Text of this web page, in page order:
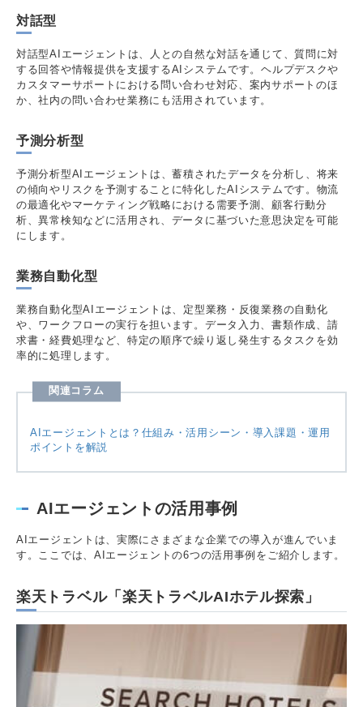
対話型
対話型AIエージェントは、人との自然な対話を通じて、質問に対
する回答や情報提供を支援するAIシステムです。ヘルプデスクや
カスタマーサポートにおける問い合わせ対応、案内サポートのほ
か、社内の問い合わせ業務にも活用されています。
予測分析型
予測分析型AIエージェントは、蓄積されたデータを分析し、将来
の傾向やリスクを予測することに特化したAIシステムです。物流
の最適化やマーケティング戦略における需要予測、顧客行動分
析、異常検知などに活用され、データに基づいた意思決定を可能
にします。
業務自動化型
業務自動化型AIエージェントは、定型業務・反復業務の自動化
や、ワークフローの実行を担います。データ入力、書類作成、請
求書・経費処理など、特定の順序で繰り返し発生するタスクを効
率的に処理します。
関連コラム
AIエージェントとは？仕組み・活用シーン・導入課題・運用
ポイントを解説
AIエージェントの活用事例
AIエージェントは、実際にさまざまな企業での導入が進んでいま
す。ここでは、AIエージェントの6つの活用事例をご紹介します。
楽天トラベル「楽天トラベルAIホテル探索」